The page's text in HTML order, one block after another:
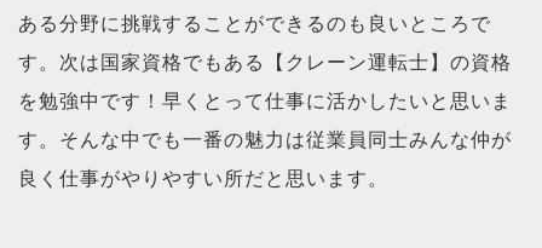
ある分野に挑戦することができるのも良いところで
す。次は国家資格でもある【クレーン運転士】の資格
を勉強中です！早くとって仕事に活かしたいと思いま
す。そんな中でも一番の魅力は従業員同士みんな仲が
良く仕事がやりやすい所だと思います。